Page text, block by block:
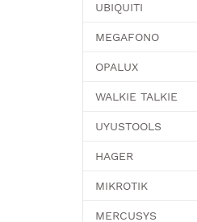
UBIQUITI
MEGAFONO
OPALUX
WALKIE TALKIE
UYUSTOOLS
HAGER
MIKROTIK
MERCUSYS